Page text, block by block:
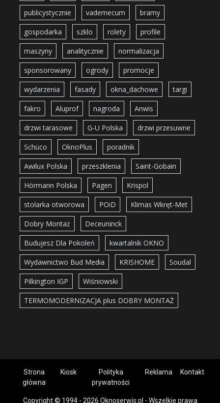
publicystycznie vademecum bramy
gospodarka szklo rolety profile
maszyny analitycznie normalizacja
sponsorowany ogrody promocje
wydarzenia fasady okna_dachowe targi
fakro Aluprof nagroda Anwis
drzwi tarasowe G-U Polska drzwi przesuwne
Schüco OknoPlus poradnik
Awilux Polska przeszklenia Saint-Gobain
Hörmann Polska Pagen Krispol
stolarka otworowa POiD Klimas Wkręt-Met
Dobry Montaż Deceuninck
Budujesz Dla Pokoleń kwartalnik OKNO
Wydawnictwo Bud Media KRISHOME Soudal
Pilkington IGP Wiśniowski
TERMOMODERNIZACJA plus DOBRY MONTAŻ
Strona
główna
Kiosk
Polityka
prywatności
Reklama Kontakt
Copyright © 1994 - 2026 Oknoserwis.pl - Wszelkie prawa